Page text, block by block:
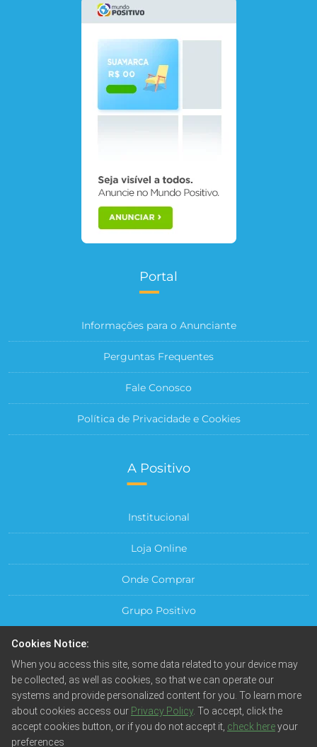
Portal
Informações para o Anunciante
Perguntas Frequentes
Fale Conosco
Política de Privacidade e Cookies
A Positivo
Institucional
Loja Online
Onde Comprar
Grupo Positivo
Central do Cliente
Cookies Notice:
When you access this site, some data related to your device may
be collected, as well as cookies, so that we can operate our
systems and provide personalized content for you. To learn more
about cookies access our Privacy Policy. To accept, click the
accept cookies button, or if you do not accept it, check hereyour
preferences